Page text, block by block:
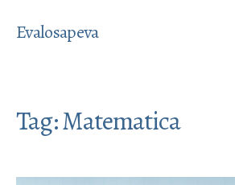
Evalosapeva
Tag:Matematica